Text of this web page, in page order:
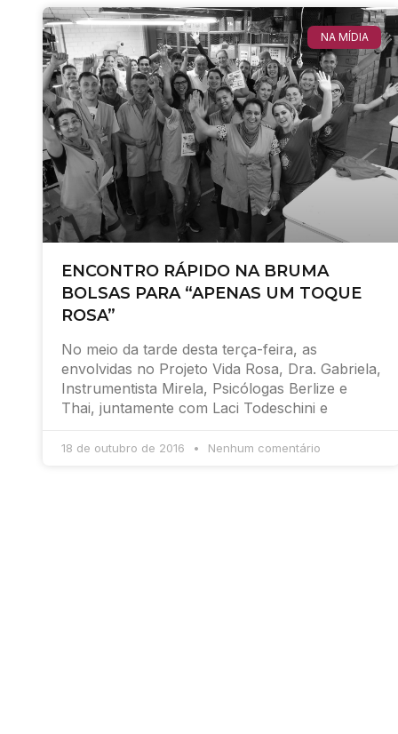
NA MÍDIA
ENCONTRO RÁPIDO NA BRUMA
BOLSAS PARA “APENAS UM TOQUE
ROSA”
No meio da tarde desta terça-feira, as
envolvidas no Projeto Vida Rosa, Dra. Gabriela,
Instrumentista Mirela, Psicólogas Berlize e
Thai, juntamente com Laci Todeschini e
18 de outubro de 2016 Nenhum comentário